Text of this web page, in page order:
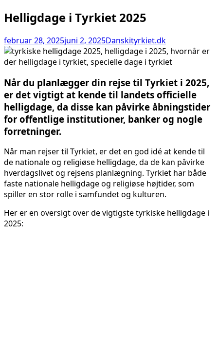
Helligdage i Tyrkiet 2025
februar 28, 2025juni 2, 2025Danskityrkiet.dk
Når du planlægger din rejse til Tyrkiet i 2025,
er det vigtigt at kende til landets officielle
helligdage, da disse kan påvirke åbningstider
for offentlige institutioner, banker og nogle
forretninger.
Når man rejser til Tyrkiet, er det en god idé at kende til
de nationale og religiøse helligdage, da de kan påvirke
hverdagslivet og rejsens planlægning. Tyrkiet har både
faste nationale helligdage og religiøse højtider, som
spiller en stor rolle i samfundet og kulturen.
Her er en oversigt over de vigtigste tyrkiske helligdage i
2025: